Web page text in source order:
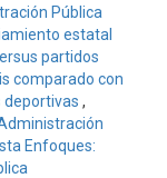
Pública
estatal
partidos
comparado con
deportivas ,
Enfoques: